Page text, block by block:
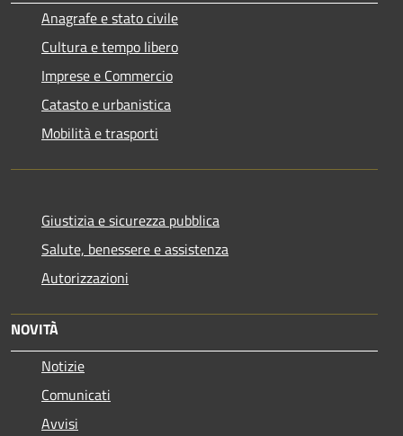
Anagrafe e stato civile
Cultura e tempo libero
Imprese e Commercio
Catasto e urbanistica
Mobilità e trasporti
Giustizia e sicurezza pubblica
Salute, benessere e assistenza
Autorizzazioni
NOVITÀ
Notizie
Comunicati
Avvisi